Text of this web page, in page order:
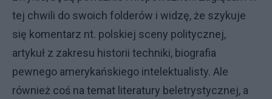
tej chwili do swoich folderów i widzę, że szykuje
się komentarz nt. polskiej sceny politycznej,
artykuł z zakresu historii techniki, biografia
pewnego amerykańskiego intelektualisty. Ale
również coś na temat literatury beletrystycznej, a